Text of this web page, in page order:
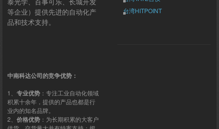
等企业）提供先进的自动化产
品和技术支持。
中南科达公司的竞争优势：
1、 专业优势 ：专注工业自动化领域
积累十余年，提供的产品也都是行
业内的知名品牌。
2、 价格优势 ：为长期积累的大客户
供货，交货量大并有特案支持；把
台湾HITPOINT